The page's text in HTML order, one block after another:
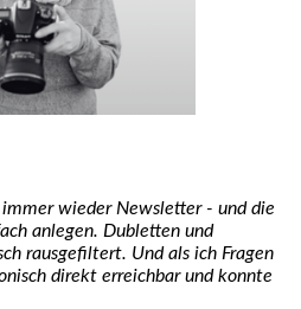
wieder Newsletter - und die
anlegen. Dubletten und
rausgefiltert. Und als ich Fragen
direkt erreichbar und konnte